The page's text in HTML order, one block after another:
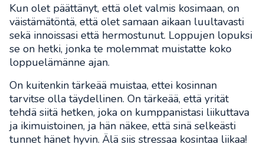
Kun olet päättänyt, että olet valmis kosimaan, on
väistämätöntä, että olet samaan aikaan luultavasti
sekä innoissasi että hermostunut. Loppujen lopuksi
se on hetki, jonka te molemmat muistatte koko
loppuelämänne ajan.
On kuitenkin tärkeää muistaa, ettei kosinnan
tarvitse olla täydellinen. On tärkeää, että yrität
tehdä siitä hetken, joka on kumppanistasi liikuttava
ja ikimuistoinen, ja hän näkee, että sinä selkeästi
tunnet hänet hyvin. Älä siis stressaa kosintaa liikaa!